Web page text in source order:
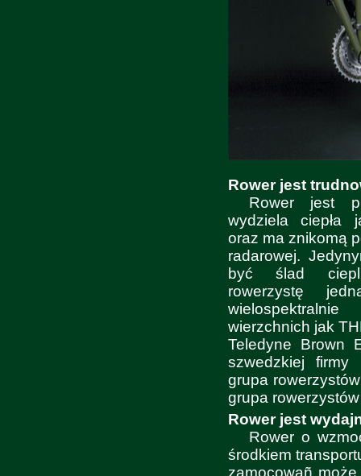
Rower jest
Rower jest
wydziela ciepła
oraz ma znikomą
radarowej.
być ślad
rowerzystę
wierzchnich jak
Teledyne Brown
szwedzkiej firmy
grupa
grupa
Rower jest
Rower o
środkiem
zamocowañ